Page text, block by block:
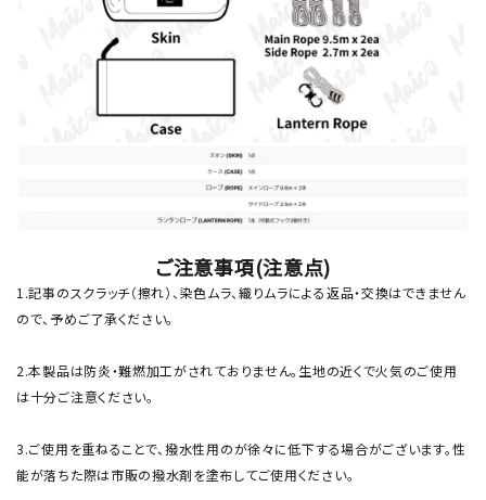
ご注意事項(注意点)
1.記事のスクラッチ（擦れ）、染色ムラ、織りムラによる返品・交換はできません
ので、予めご了承ください。
2.本製品は防炎・難燃加工がされておりません。生地の近くで火気のご使用
は十分ご注意ください。
3.ご使用を重ねることで、撥水性用のが徐々に低下する場合がございます。性
能が落ちた際は市販の撥水剤を塗布してご使用ください。